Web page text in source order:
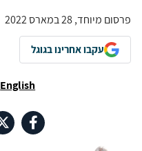
פרסום מיוחד, 28 במארס 2022
עקבו אחרינו בגוגל
English